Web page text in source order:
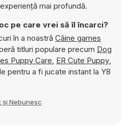
mai profundă.
pe care vrei să îl încarci?
în a noastră Câine games
titluri populare precum Dog
Puppy Care, ER Cute Puppy,
pentru a fi jucate instant la Y8
și Nebunesc